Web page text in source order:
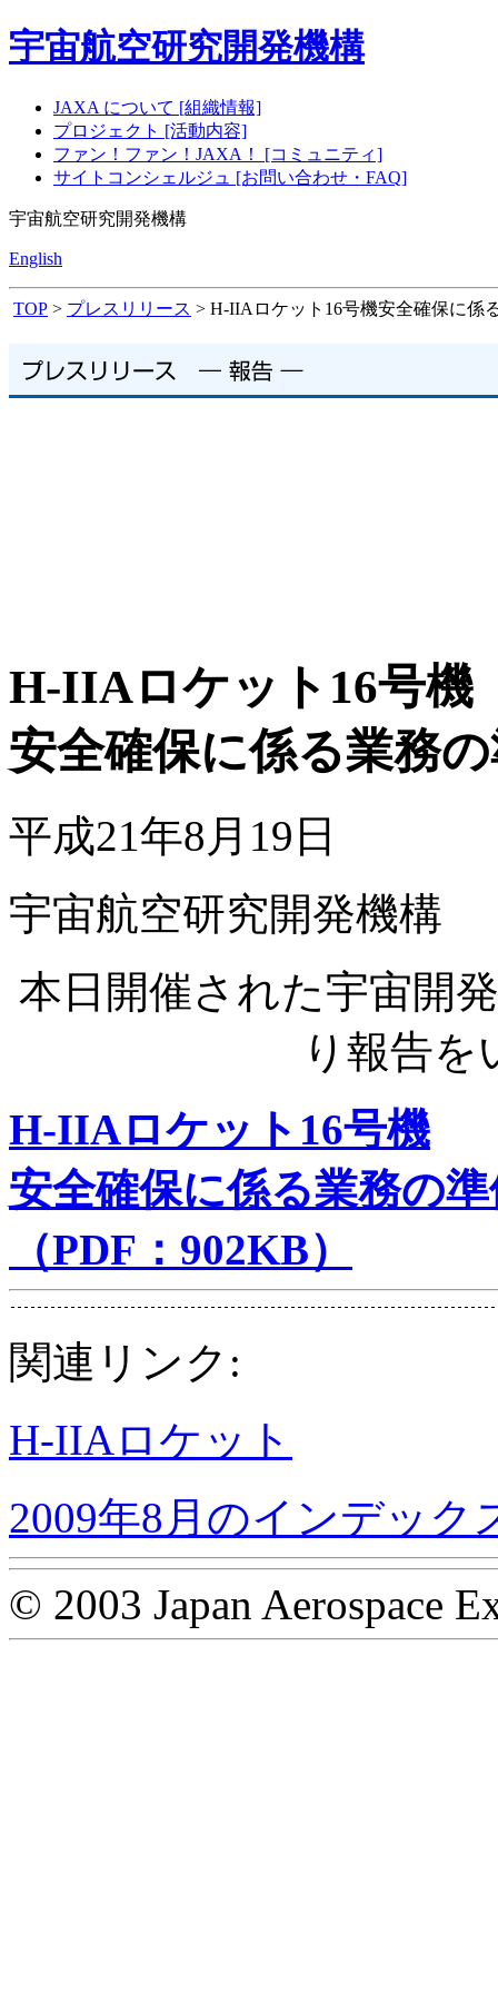
宇宙航空研究開発機構
JAXA について [組織情報]
プロジェクト [活動内容]
ファン！ファン！JAXA！ [コミュニティ]
サイトコンシェルジュ [お問い合わせ・FAQ]
宇宙航空研究開発機構
English
TOP > プレスリリース > H-IIAロケット16号機安全確保に係
H-IIAロケット16号機
安全確保に係る業務
平成21年8月19日
宇宙航空研究開発機構
本日開催された宇宙開
り報告を
H-IIAロケット16号機
安全確保に係る業務の
（PDF：902KB）
関連リンク:
H-IIAロケット
2009年8月のインデック
© 2003 Japan Aerospace